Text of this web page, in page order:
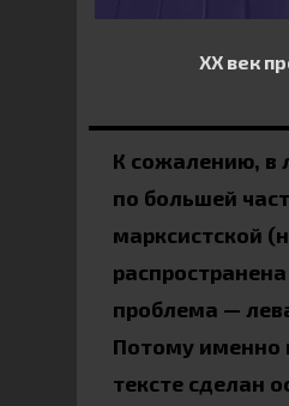
XX век
К сожалению, в
по большей
марксистской
проблема —
Потому именно
тексте сделан